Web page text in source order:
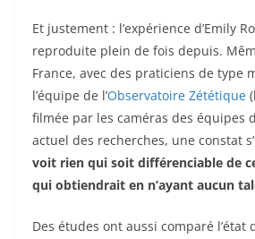
Et justement : l’expérience d’Emily
reproduite plein de fois depuis.
France, avec des praticiens de type
l’équipe de l’Observatoire Zététique
filmée par les caméras des équipes
actuel des recherches, une constat
voit rien qui soit différenciable de
qui obtiendrait en n’ayant aucun
Des études ont aussi comparé l’état